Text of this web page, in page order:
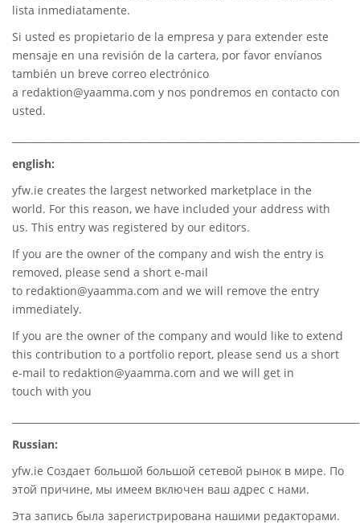
lista inmediatamente.
Si usted es propietario de la empresa y para extender este
mensaje en una revisión de la cartera, por favor envíanos
también un breve correo electrónico
a redaktion@yaamma.com y nos pondremos en contacto con
usted.
english:
yfw.ie creates the largest networked marketplace in the
world. For this reason, we have included your address with
us. This entry was registered by our editors.
If you are the owner of the company and wish the entry is
removed, please send a short e-mail
to redaktion@yaamma.com and we will remove the entry
immediately.
If you are the owner of the company and would like to extend
this contribution to a portfolio report, please send us a short
e-mail to redaktion@yaamma.com and we will get in
touch with you
Russian:
yfw.ie Создает большой большой сетевой рынок в мире. По
этой причине, мы имеем включен ваш адрес с нами.
Эта запись была зарегистрирована нашими редакторами.